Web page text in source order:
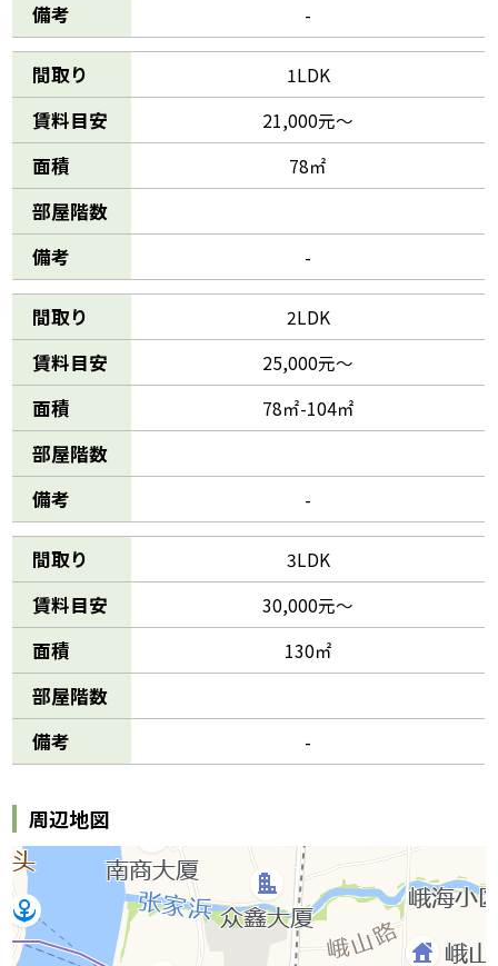
備考 -
間取り 1LDK
賃料目安 21,000元～
面積 78㎡
部屋階数
備考
-
間取り 2LDK
賃料目安 25,000元～
面積 78㎡-104㎡
部屋階数
備考
-
間取り 3LDK
賃料目安 30,000元～
面積 130㎡
部屋階数
備考
-
周辺地図